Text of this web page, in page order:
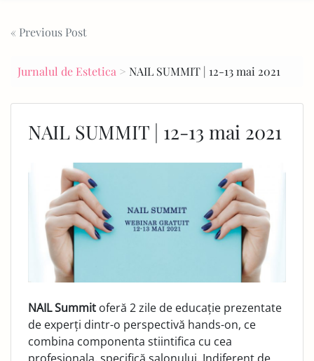
Post
navigation
« Previous Post
Jurnalul de Estetica > NAIL SUMMIT | 12-13 mai 2021
NAIL SUMMIT | 12-13 mai 2021
NAIL Summit oferă 2 zile de educație prezentate
de experți dintr-o perspectivă hands-on, ce
combina componenta stiintifica cu cea
profesionala, specifică salonului. Indiferent de